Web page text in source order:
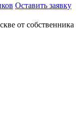
Оставить заявку
от собственника